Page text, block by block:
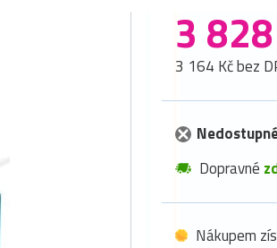
3
3 164 Kč bez
Dopravné
Nákupem